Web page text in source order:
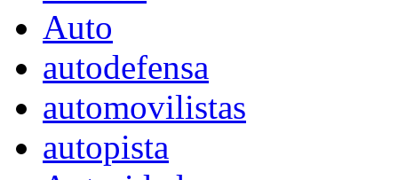
Auto
autodefensa
automovilistas
autopista